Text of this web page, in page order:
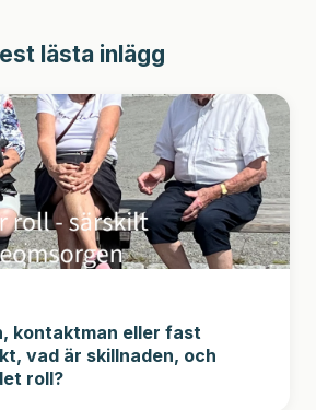
lästa inlägg
kontaktman eller fast
vad är skillnaden, och
roll?